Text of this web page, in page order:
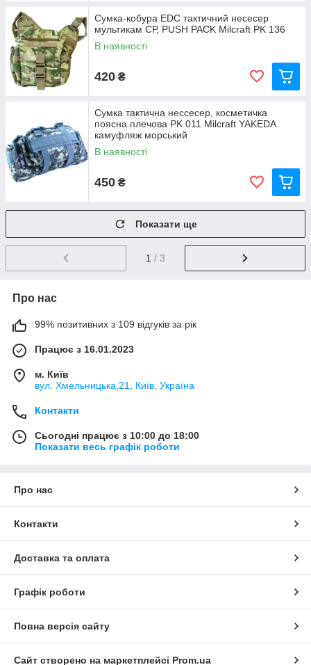
Сумка-кобура EDC тактичний несесер
мультикам СР, PUSH PACK Milcraft PK 136
В наявності
420 ₴
Сумка тактична нессесер, косметичка
поясна плечова PK 011 Milcraft YAKEDA
камуфляж морський
В наявності
450 ₴
Показати ще
1 / 3
Про нас
99% позитивних з 109 відгуків за рік
Працює з 16.01.2023
м. Київ
вул. Хмельницька,21, Київ, Україна
Контакти
Сьогодні працює з 10:00 до 18:00
Показати весь графік роботи
Про нас
Контакти
Доставка та оплата
Графік роботи
Повна версія сайту
Сайт створено на маркетплейсі Prom.ua